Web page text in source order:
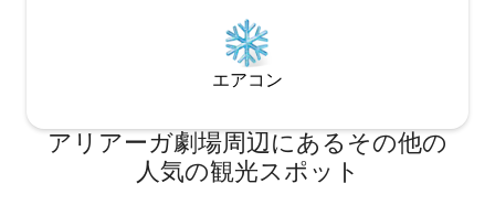
エアコン
アリアーガ劇場⁠周⁠辺⁠に⁠あ⁠るそ⁠の⁠他⁠の
人⁠気⁠の観⁠光⁠ス⁠ポ⁠ッ⁠ト